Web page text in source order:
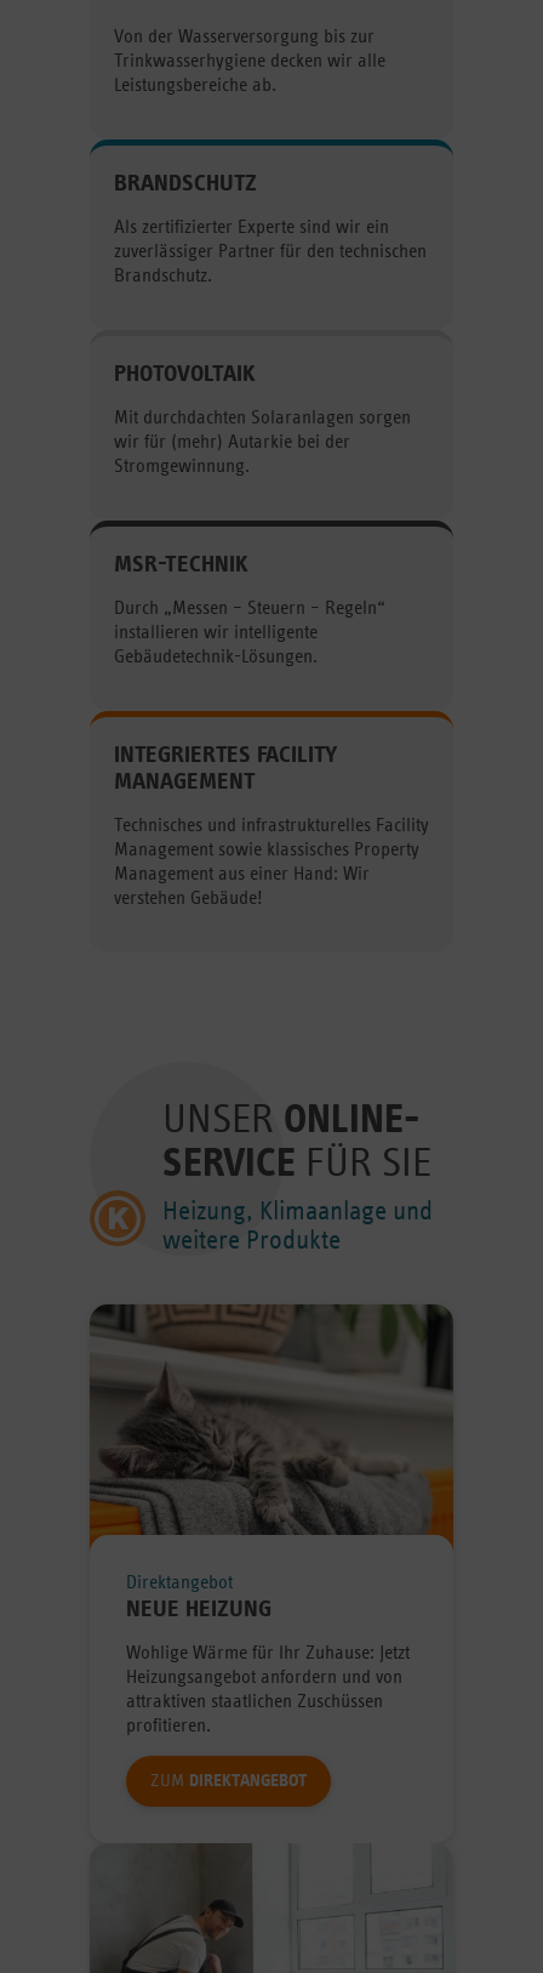
Von der Wasserversorgung bis zur
Trinkwasserhygiene decken wir alle
Leistungsbereiche ab.
BRANDSCHUTZ
Als zertifizierter Experte sind wir ein
zuverlässiger Partner für den technischen
Brandschutz.
PHOTOVOLTAIK
Mit durchdachten Solaranlagen sorgen
wir für (mehr) Autarkie bei der
Stromgewinnung.
MSR-TECHNIK
Durch „Messen – Steuern – Regeln“
installieren wir intelligente
Gebäudetechnik-Lösungen.
INTEGRIERTES FACILITY
MANAGEMENT
Technisches und infrastrukturelles Facility
Management sowie klassisches Property
Management aus einer Hand: Wir
verstehen Gebäude!
UNSER ONLINE-
SERVICE FÜR SIE
Heizung, Klimaanlage und
weitere Produkte
Direktangebot
NEUE HEIZUNG
Wohlige Wärme für Ihr Zuhause: Jetzt
Heizungsangebot anfordern und von
attraktiven staatlichen Zuschüssen
profitieren.
ZUM DIREKTANGEBOT